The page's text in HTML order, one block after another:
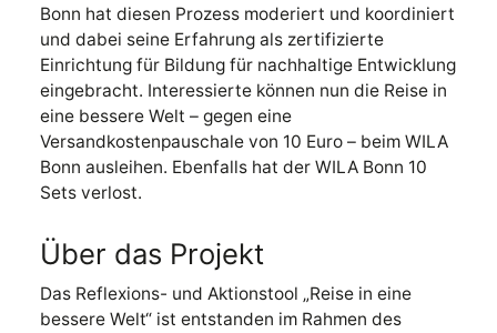
Bonn hat diesen Prozess moderiert und koordiniert
und dabei seine Erfahrung als zertifizierte
Einrichtung für Bildung für nachhaltige Entwicklung
eingebracht. Interessierte können nun die Reise in
eine bessere Welt – gegen eine
Versandkostenpauschale von 10 Euro – beim WILA
Bonn ausleihen. Ebenfalls hat der WILA Bonn 10
Sets verlost.
Über das Projekt
Das Reflexions- und Aktionstool „Reise in eine
bessere Welt“ ist entstanden im Rahmen des